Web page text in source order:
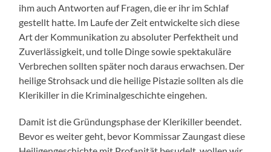
ihm auch Antworten auf Fragen, die er ihr im Schlaf
gestellt hatte. Im Laufe der Zeit entwickelte sich diese
Art der Kommunikation zu absoluter Perfektheit und
Zuverlässigkeit, und tolle Dinge sowie spektakuläre
Verbrechen sollten später noch daraus erwachsen. Der
heilige Strohsack und die heilige Pistazie sollten als die
Klerikiller in die Kriminalgeschichte eingehen.
Damit ist die Gründungsphase der Klerikiller beendet.
Bevor es weiter geht, bevor Kommissar Zaungast diese